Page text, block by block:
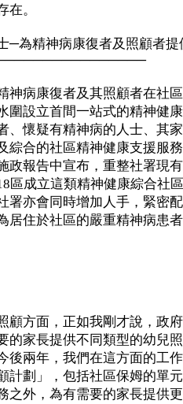
在。
─為精神病康復者及照顧者提
病康復者及其照顧者在社區
圍設立首間一站式的精神健
、懷疑有精神病的人士、其
綜合的社區精神健康支援服
政報告中宣布，重整社署現
區成立這類精神健康綜合社
署亦會同時增加人手，緊密
居住於社區的嚴重精神病患
方面，正如我剛才說，政府
的家長提供不同類型的幼兒
後兩年，我們在這方面的工
計劃」，包括社區保姆的單
之外，為有需要的家長提供